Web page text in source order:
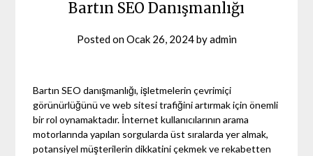
Bartın SEO Danışmanlığı
Posted onOcak 26, 2024byadmin
Bartın SEO danışmanlığı, işletmelerin çevrimiçi
görünürlüğünü ve web sitesi trafiğini artırmak için önemli
bir rol oynamaktadır. İnternet kullanıcılarının arama
motorlarında yapılan sorgularda üst sıralarda yer almak,
potansiyel müşterilerin dikkatini çekmek ve rekabetten